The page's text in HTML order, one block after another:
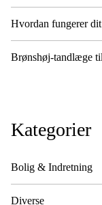
Hvordan fungerer
Brønshøj-tandlæge
Kategorier
Bolig & Indretning
Diverse